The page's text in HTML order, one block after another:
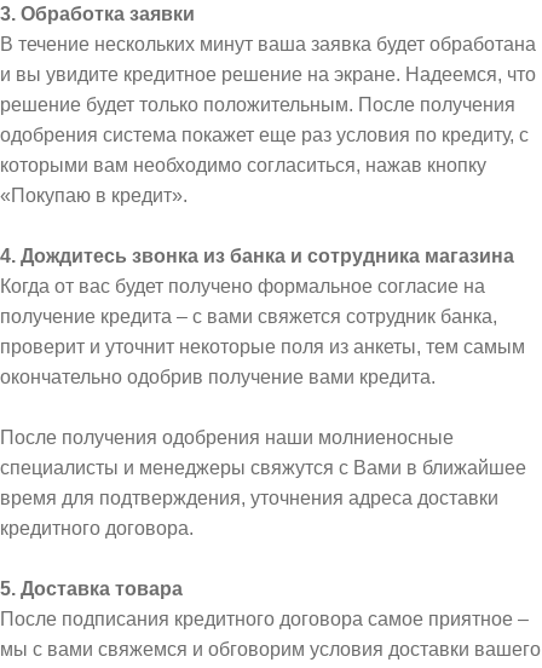
3. Обработка заявки
В течение нескольких минут ваша заявка будет обработана
и вы увидите кредитное решение на экране. Надеемся, что
решение будет только положительным. После получения
одобрения система покажет еще раз условия по кредиту, с
которыми вам необходимо согласиться, нажав кнопку
«Покупаю в кредит».
4. Дождитесь звонка из банка и сотрудника магазина
Когда от вас будет получено формальное согласие на
получение кредита – с вами свяжется сотрудник банка,
проверит и уточнит некоторые поля из анкеты, тем самым
окончательно одобрив получение вами кредита.
После получения одобрения наши молниеносные
специалисты и менеджеры свяжутся с Вами в ближайшее
время для подтверждения, уточнения адреса доставки
кредитного договора.
5. Доставка товара
После подписания кредитного договора самое приятное –
мы с вами свяжемся и обговорим условия доставки вашего